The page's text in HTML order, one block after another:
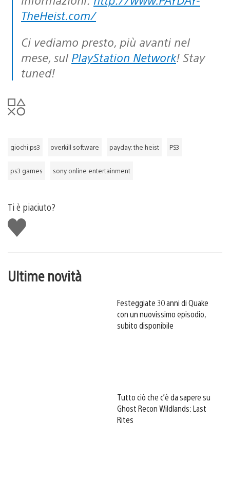
TheHeist.com/
Ci vediamo presto, più avanti nel
mese, sul PlayStation Network! Stay
tuned!
giochi ps3 overkill software payday: the heist PS3
ps3 games sony online entertainment
Ti è piaciuto?
Mi
piace
Ultime novità
Festeggiate 30 anni di Quake
con un nuovissimo episodio,
subito disponibile
Tutto ciò che c’è da sapere su
Ghost Recon Wildlands: Last
Rites